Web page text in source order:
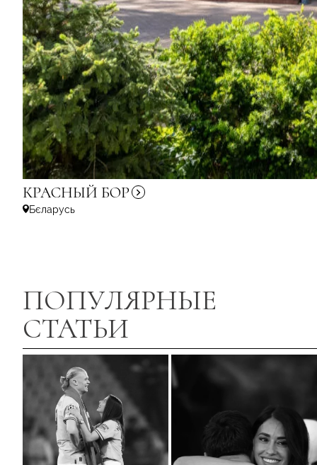
КРАСНЫЙ БОР
Бєларусь
ПОПУЛЯРНЫЕ
СТАТЬИ